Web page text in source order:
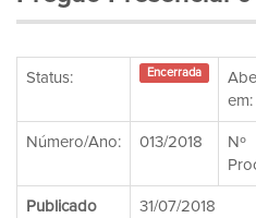
Status: Encerrada
em:
Número/Ano: 013/2018
Nº
Publicado
31/07/2018